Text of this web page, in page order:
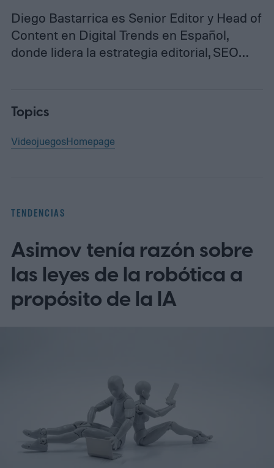
Diego Bastarrica es Senior Editor y Head of
Content en Digital Trends en Español,
donde lidera la estrategia editorial, SEO…
Topics
VideojuegosHomepage
TENDENCIAS
Asimov tenía razón sobre
las leyes de la robótica a
propósito de la IA